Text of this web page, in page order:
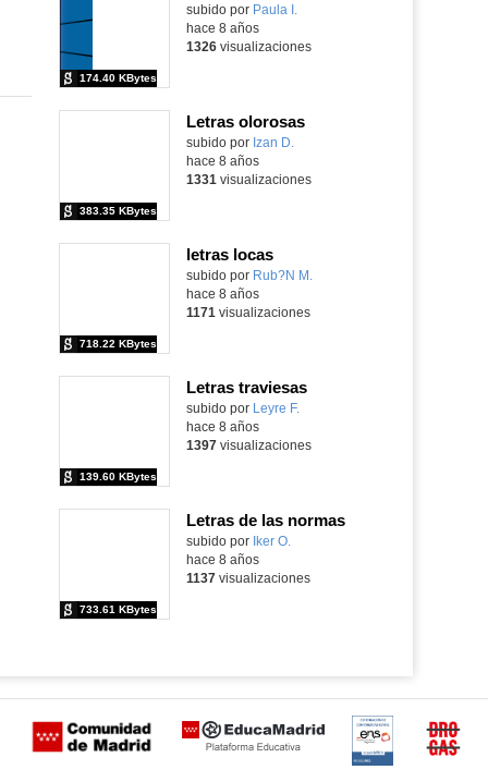
Contenido educativo.
subido por Paula I.
174.40 KBytes
hace 8 años
1326visualizaciones
Letras olorosas
Contenido educativo.
subido por Izan D.
383.35 KBytes
hace 8 años
1331 visualizaciones
letras locas
Contenido educativo.
subido por Rub?N M.
718.22 KBytes
hace 8 años
1171 visualizaciones
Letras traviesas
Contenido educativo.
subido por Leyre F.
139.60 KBytes
hace 8 años
1397visualizaciones
Letras de las normas
Contenido educativo.
subido por Iker O.
733.61 KBytes
hace 8 años
1137visualizaciones
Certificación Buzón